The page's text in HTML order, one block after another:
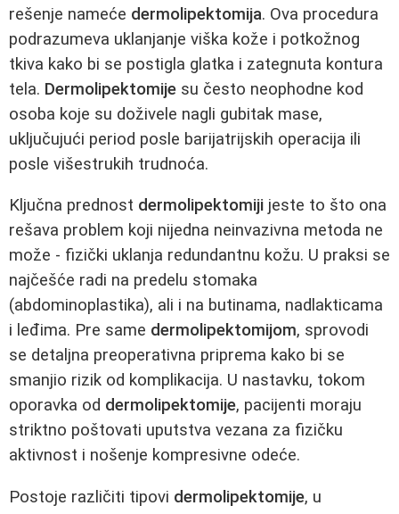
rešenje nameće dermolipektomija. Ova procedura
podrazumeva uklanjanje viška kože i potkožnog
tkiva kako bi se postigla glatka i zategnuta kontura
tela. Dermolipektomije su često neophodne kod
osoba koje su doživele nagli gubitak mase,
uključujući period posle barijatrijskih operacija ili
posle višestrukih trudnoća.
Ključna prednost dermolipektomiji jeste to što ona
rešava problem koji nijedna neinvazivna metoda ne
može - fizički uklanja redundantnu kožu. U praksi se
najčešće radi na predelu stomaka
(abdominoplastika), ali i na butinama, nadlakticama
i leđima. Pre same dermolipektomijom, sprovodi
se detaljna preoperativna priprema kako bi se
smanjio rizik od komplikacija. U nastavku, tokom
oporavka od dermolipektomije, pacijenti moraju
striktno poštovati uputstva vezana za fizičku
aktivnost i nošenje kompresivne odeće.
Postoje različiti tipovi dermolipektomije, u